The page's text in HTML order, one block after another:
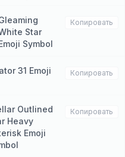
Star
Symbol
Копировать
31 Emoji
Копировать
Outlined
Heavy
Emoji
Копировать